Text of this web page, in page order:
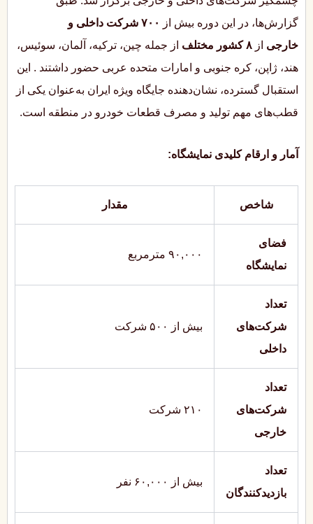
گزارش‌ها، در این دوره بیش از
۷۰۰ شرکت داخلی و
خارجی از ۸ کشور مختلف
از جمله چین، ترکیه، آلمان، سوئیس،
هند، ژاپن، کره جنوبی و امارات متحده عربی حضور داشتند . این
استقبال گسترده، نشان‌دهنده جایگاه ویژه ایران به‌عنوان یکی از
قطب‌های مهم تولید و مصرف قطعات خودرو در منطقه است.
آمار و ارقام کلیدی نمایشگاه:
شاخص مقدار
فضای
نمایشگاه
۹۰,۰۰۰ مترمربع
تعداد
شرکت‌های
داخلی
بیش از ۵۰۰ شرکت
تعداد
شرکت‌های
خارجی
۲۱۰ شرکت
تعداد
بازدیدکنندگان
بیش از ۶۰,۰۰۰ نفر